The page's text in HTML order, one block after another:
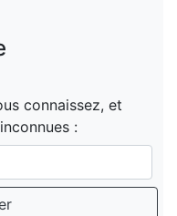
connaissez, et
: